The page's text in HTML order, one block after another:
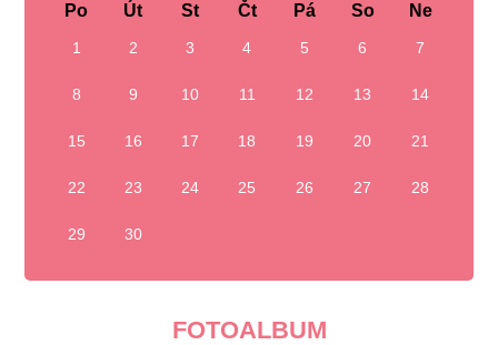
Po Út St Čt Pá So Ne
1 2 3 4 5 6 7
8 9 10 11 12 13 14
15 16 17 18 19 20 21
22 23 24 25 26 27 28
29 30
FOTOALBUM